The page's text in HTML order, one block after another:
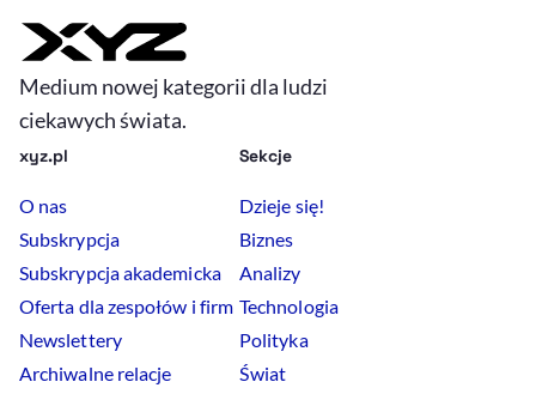
Medium nowej kategorii dla ludzi
ciekawych świata.
xyz.pl
O nas
Subskrypcja
Subskrypcja akademicka
Oferta dla zespołów i firm
Newslettery
Archiwalne relacje
Sekcje
Dzieje się!
Biznes
Analizy
Technologia
Polityka
Świat